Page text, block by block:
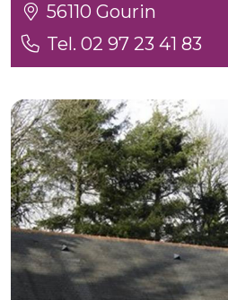
56110 Gourin
Tel. 02 97 23 41 83